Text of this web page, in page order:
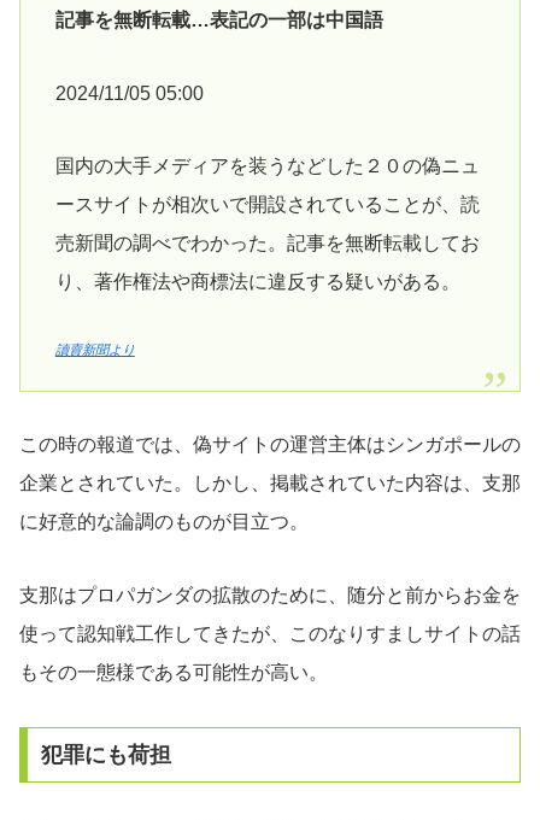
記事を無断転載…表記の一部は中国語
2024/11/05 05:00
国内の大手メディアを装うなどした２０の偽ニュ
ースサイトが相次いで開設されていることが、読
売新聞の調べでわかった。記事を無断転載してお
り、著作権法や商標法に違反する疑いがある。
讀賣新聞より
この時の報道では、偽サイトの運営主体はシンガポールの
企業とされていた。しかし、掲載されていた内容は、支那
に好意的な論調のものが目立つ。
支那はプロパガンダの拡散のために、随分と前からお金を
使って認知戦工作してきたが、このなりすましサイトの話
もその一態様である可能性が高い。
犯罪にも荷担